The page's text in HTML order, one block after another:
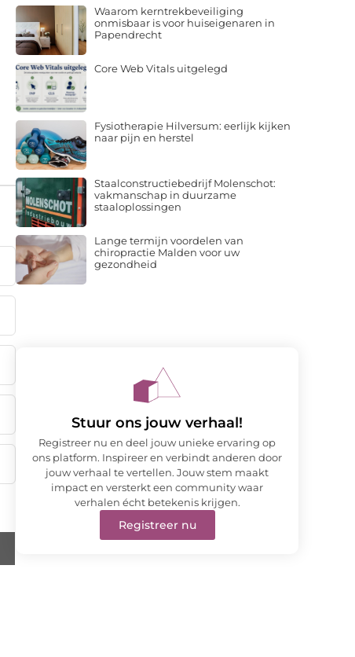
Waarom kerntrekbeveiliging
onmisbaar is voor huiseigenaren in
Papendrecht
Core Web Vitals uitgelegd
Fysiotherapie Hilversum: eerlijk kijken
naar pijn en herstel
Staalconstructiebedrijf Molenschot:
vakmanschap in duurzame
staaloplossingen
Lange termijn voordelen van
chiropractie Malden voor uw
gezondheid
Stuur ons jouw verhaal!
Registreer nu en deel jouw unieke ervaring op
ons platform. Inspireer en verbindt anderen door
jouw verhaal te vertellen. Jouw stem maakt
impact en versterkt een community waar
verhalen écht betekenis krijgen.
Registreer nu